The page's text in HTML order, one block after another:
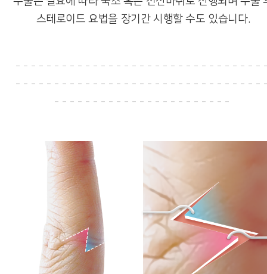
스테로이드 요법을 장기간 시행할 수도 있습니다.
-----------------------